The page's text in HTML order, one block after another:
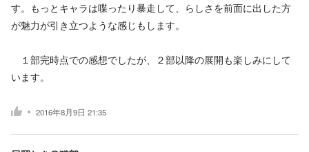
す。もっとキャラは喋ったり暴走して、らしさを前面に出した方
が魅力が引き立つような感じもします。
１部完時点での感想でしたが、２部以降の展開も楽しみにして
います。
2016年8月9日 21:35